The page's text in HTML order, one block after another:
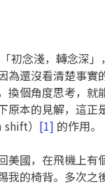
初念淺，轉念深
為還沒看清楚事實
換個角度思考，就
原本的見解，這正
） [1] 的作用。
美國，在飛機上有
我的椅背。多次之